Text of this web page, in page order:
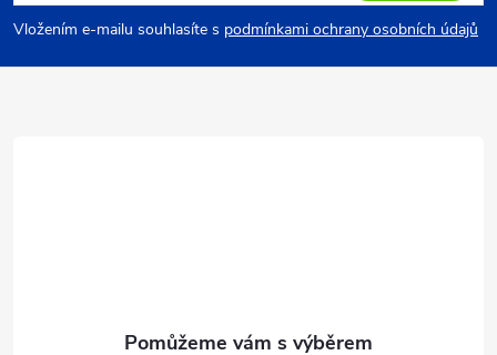
p
a
Vložením e-mailu souhlasíte s podmínkami ochrany osobních údajů